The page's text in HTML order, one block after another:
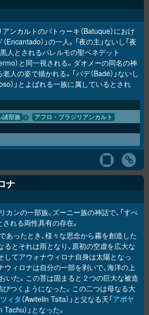
アンカルトのバトゥーキ（Batuque）におけ
（Encantado）」の一人。「夜の主」ないし「夜
黒人とされるパレルモの聖ベネデット
）と同一視される。ダオメーの同名の神
人の姿で描かれる。「バデ（Badé）」ないし
）」とよばれる一族に属しているとされ
諸部族 アフロ・ブラジリアンカルト
ナ
カンの一部族、ズーニー族の神話で、「すべ
れる両性具有の存在。
あったとき、様々な思念から霧を創造した
るとそれは雨となり、原初の空虚を広大な
してアウォナウィロナ自身は太陽となっ
ウィロナは自分の一部を剥いで、海洋の上
いた。この苔は固まると２つの巨大な被造
びつくようになった。この二つは母なる大
ィタ （Awitelin Tsita）」と父なる天「アポヤ
Tachu）」となった。